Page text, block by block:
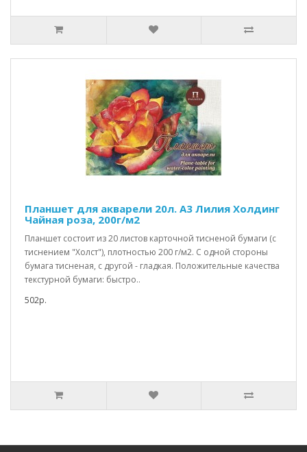
Планшет для акварели 20л. А3 Лилия Холдинг
Чайная роза, 200г/м2
Планшет состоит из 20 листов карточной тисненой бумаги (с
тиснением "Холст"), плотностью 200 г/м2. C одной стороны
бумага тисненая, с другой - гладкая. Положительные качества
текстурной бумаги: быстро..
502р.